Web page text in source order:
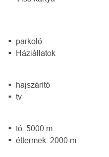
parkoló
Háziállatok
hajszárító
tv
tó: 5000 m
éttermek: 2000 m